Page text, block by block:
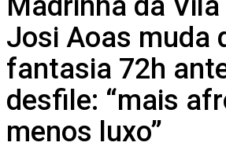
Josi Aoas muda
fantasia 72h
desfile: “mais
menos luxo”